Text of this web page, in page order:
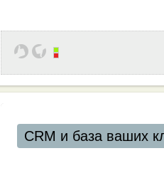
CRM и база ваших